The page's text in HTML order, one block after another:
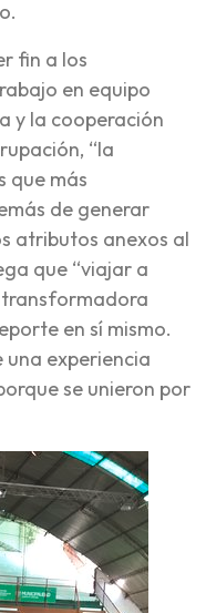
fin a los
en equipo
y la cooperación
“la
que más
de generar
atributos anexos al
que “viajar a
en sí mismo.
una experiencia
se unieron por